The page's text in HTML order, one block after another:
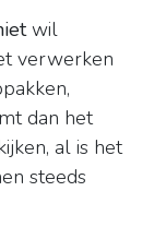
wil
verwerken
dan het
al is het
steeds